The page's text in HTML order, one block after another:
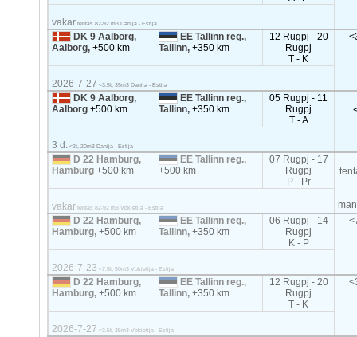
vakar tentas 82-92 m3 Danija - Estija
DK 9 Aalborg,
Aalborg,+500 km
EE Tallinn reg.,
Tallinn,+350 km
12 Rugpj - 20
Rugpj
T - K
2026-7-27 <3.5t, 35m3 Danija - Estija
DK 9 Aalborg,
Aalborg+500 km
EE Tallinn reg.,
Tallinn,+350 km
05 Rugpj - 11
Rugpj
T - A
3 d. <2t, 20m3 Danija - Estija
D 22 Hamburg,
Hamburg+500 km
EE Tallinn reg.,
+500 km
07 Rugpj - 17
Rugpj
P - Pr
vakar tentas 82-92 m3 Vokietija - Estija
D 22 Hamburg,
Hamburg,+500 km
EE Tallinn reg.,
Tallinn,+350 km
06 Rugpj - 14
Rugpj
K - P
2026-7-23 <7.5t, 50m3 Vokietija - Estija
D 22 Hamburg,
Hamburg,+500 km
EE Tallinn reg.,
Tallinn,+350 km
12 Rugpj - 20
Rugpj
T - K
2026-7-27 <3.5t, 35m3 Vokietija - Estija